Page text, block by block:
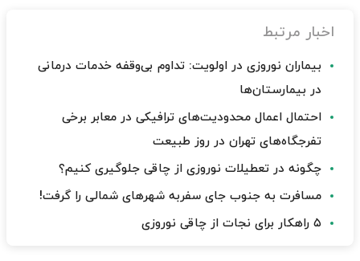
اخبار مرتبط
بیماران نوروزی در اولویت: تداوم بی‌وقفه خدمات درمانی
در بیمارستان‌ها
احتمال اعمال محدودیت‌های ترافیکی در معابر برخی
تفرجگاه‌های تهران در روز طبیعت
چگونه در تعطیلات نوروزی از چاقی جلوگیری کنیم؟
مسافرت به جنوب جای سفربه شهرهای شمالی را گرفت!
۵ راهکار برای نجات از چاقی نوروزی